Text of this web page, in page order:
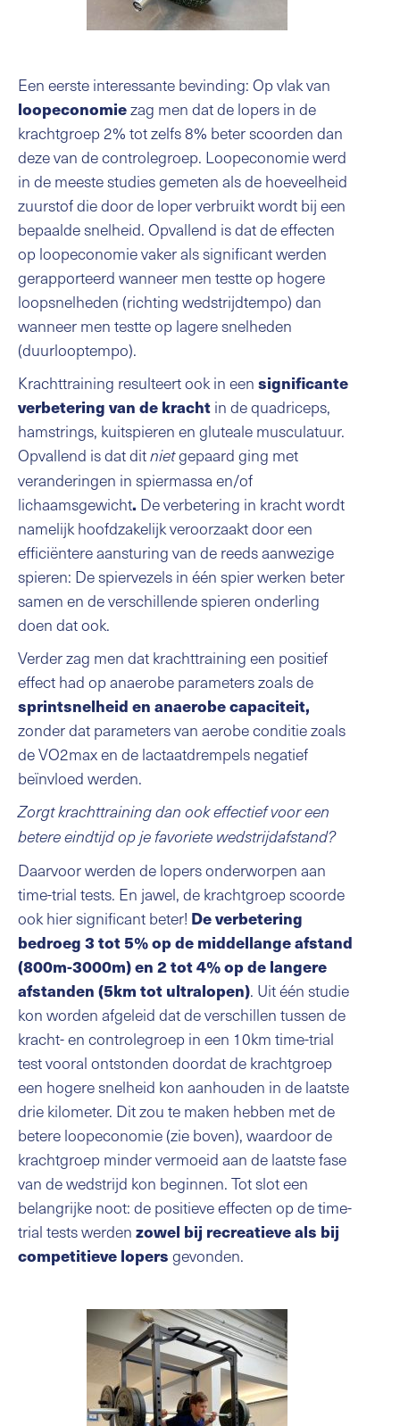
Een eerste interessante bevinding: Op vlak van
loopeconomiezag men dat de lopers in de
krachtgroep 2% tot zelfs 8% beter scoorden dan
deze van de controlegroep. Loopeconomie werd
in de meeste studies gemeten als de hoeveelheid
zuurstof die door de loper verbruikt wordt bij een
bepaalde snelheid. Opvallend is dat de effecten
op loopeconomie vaker als significant werden
gerapporteerd wanneer men testte op hogere
loopsnelheden (richting wedstrijdtempo) dan
wanneer men testte op lagere snelheden
(duurlooptempo).
Krachttraining resulteert ook in een significante
verbetering van de kracht in de quadriceps,
hamstrings, kuitspieren en gluteale musculatuur.
Opvallend is dat ditnietgepaard ging met
veranderingen in spiermassa en/of
lichaamsgewicht. De verbetering in kracht wordt
namelijk hoofdzakelijk veroorzaakt door een
efficiëntere aansturing van de reeds aanwezige
spieren: De spiervezels in één spier werken beter
samen en de verschillende spieren onderling
doen dat ook.
Verder zag men dat krachttraining een positief
effect had op anaerobe parameters zoals de
sprintsnelheid en anaerobe capaciteit,
zonder dat parameters van aerobe conditie zoals
de VO2max en de lactaatdrempels negatief
beïnvloed werden.
Zorgt krachttraining dan ook effectief voor een
betere eindtijd op je favoriete wedstrijdafstand?
Daarvoor werden de lopers onderworpen aan
time-trial tests. En jawel, de krachtgroep scoorde
ook hier significant beter! De verbetering
bedroeg 3 tot 5% op de middellange afstand
(800m-3000m) en 2 tot 4% op de langere
afstanden (5km tot ultralopen). Uit één studie
kon worden afgeleid dat de verschillen tussen de
kracht- en controlegroep in een 10km time-trial
test vooral ontstonden doordat de krachtgroep
een hogere snelheid kon aanhouden in de laatste
drie kilometer. Dit zou te maken hebben met de
betere loopeconomie (zie boven), waardoor de
krachtgroep minder vermoeid aan de laatste fase
van de wedstrijd kon beginnen. Tot slot een
belangrijke noot: de positieve effecten op de time-
trial tests werden zowel bij recreatieve als bij
competitieve lopers gevonden.